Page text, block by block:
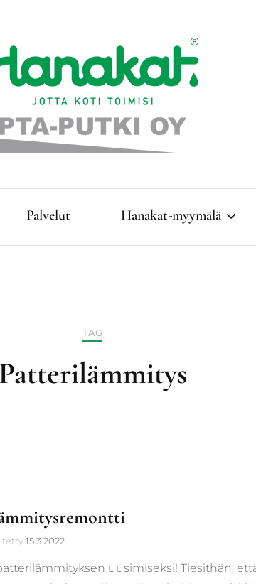
Putki Oy
Palvelut Hanakat-myymälä
Käyttövesiremontit
TAG
Patterilämmitys
15.3.2022
uusimiseksi! Tiesithän,